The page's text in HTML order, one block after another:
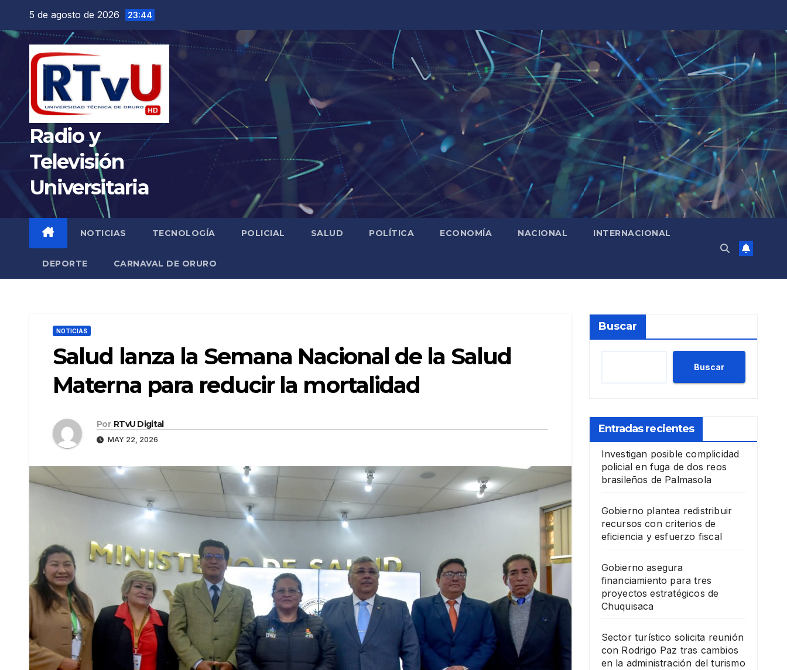
contenido
5 de agosto de 2026 23:44
Radio y
Televisión
Universitaria
NOTICIAS TECNOLOGÍA POLICIAL SALUD POLÍTICA ECONOMÍA NACIONAL INTERNACIONAL
DEPORTE CARNAVAL DE ORURO
NOTICIAS
Salud lanza la Semana Nacional de la Salud
Materna para reducir la mortalidad
Por RTvU Digital
MAY 22, 2026
Buscar
Buscar
Entradas recientes
Investigan posible complicidad
policial en fuga de dos reos
brasileños de Palmasola
Gobierno plantea redistribuir
recursos con criterios de
eficiencia y esfuerzo fiscal
Gobierno asegura
financiamiento para tres
proyectos estratégicos de
Chuquisaca
Sector turístico solicita reunión
con Rodrigo Paz tras cambios
en la administración del turismo